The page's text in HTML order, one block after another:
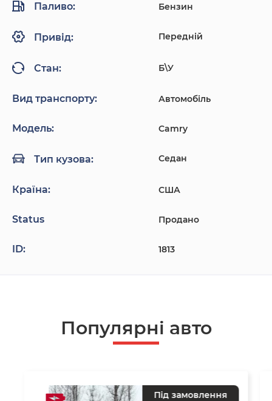
Паливо: Бензин
Привід: Передній
Стан: Б\У
Вид транспорту: Автомобіль
Модель: Camry
Тип кузова: Седан
Країна: США
Status Продано
ID: 1813
Популярнi авто
Під замовлення